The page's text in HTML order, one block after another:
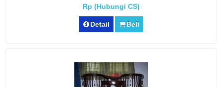
Rp (Hubungi CS)
Detail Beli